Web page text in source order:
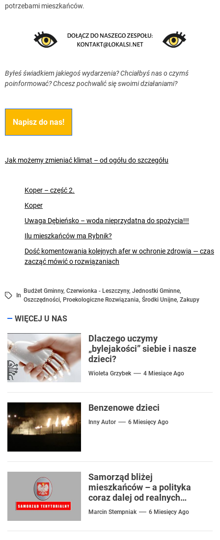
potrzebami mieszkańców.
Byłeś świadkiem jakiegoś wydarzenia? Chciałbyś nas o czymś
poinformować? Chcesz pochwalić się swoimi działaniami?
Napisz do nas!
Jak możemy zmieniać klimat – od ogółu do szczegółu
Koper – część 2.
Koper
Uwaga Dębieńsko – woda nieprzydatna do spożycia!!!
Ilu mieszkańców ma Rybnik?
Dość komentowania kolejnych afer w ochronie zdrowia — czas
zacząć mówić o rozwiązaniach
In
Budżet Gminny, Czerwionka - Leszczyny, Jednostki Gminne,
Oszczędności, Proekologiczne Rozwiązania, Środki Unijne, Zakupy
WIĘCEJ U NAS
Dlaczego uczymy
„bylejakości” siebie i nasze
dzieci?
Wioleta Grzybek 4 Miesiące Ago
Benzenowe dzieci
Inny Autor 6 Miesięcy Ago
Samorząd bliżej
mieszkańców – a polityka
coraz dalej od realnych
problemów
Marcin Stempniak 6 Miesięcy Ago